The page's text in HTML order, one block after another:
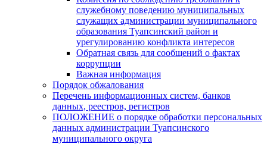
служебному поведению муниципальных
служащих администрации муниципального
образования Туапсинский район и
урегулированию конфликта интересов
Обратная связь для сообщений о фактах
коррупции
Важная информация
Порядок обжалования
Перечень информационных систем, банков
данных, реестров, регистров
ПОЛОЖЕНИЕ о порядке обработки персональных
данных администрации Туапсинского
муниципального округа